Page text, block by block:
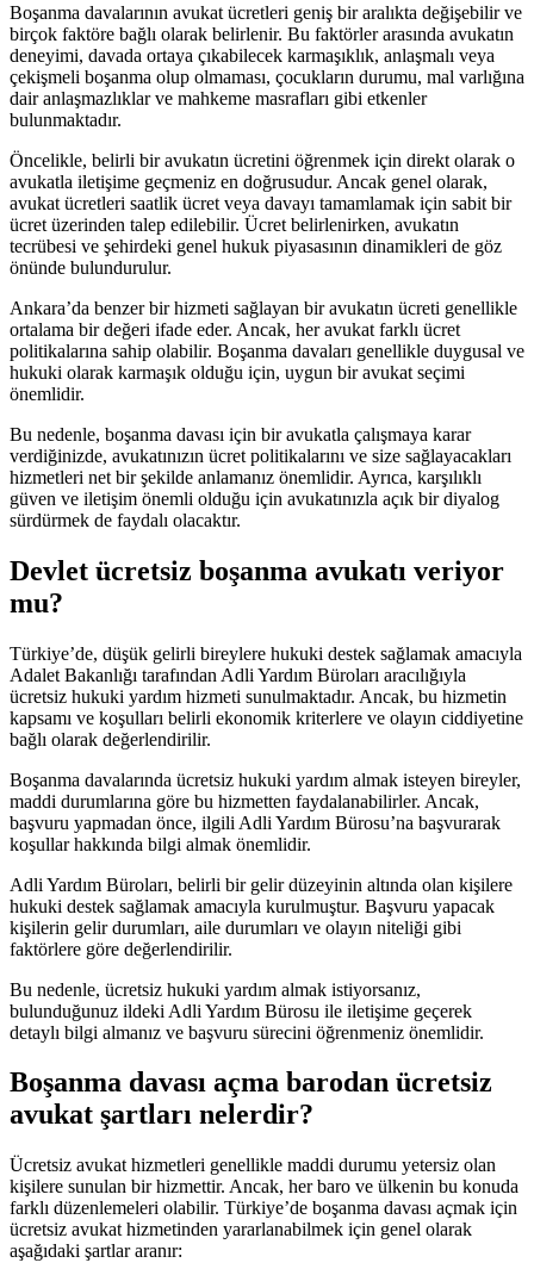
Boşanma davalarının avukat ücretleri geniş bir aralıkta değişebilir ve
birçok faktöre bağlı olarak belirlenir. Bu faktörler arasında avukatın
deneyimi, davada ortaya çıkabilecek karmaşıklık, anlaşmalı veya
çekişmeli boşanma olup olmaması, çocukların durumu, mal varlığına
dair anlaşmazlıklar ve mahkeme masrafları gibi etkenler
bulunmaktadır.
Öncelikle, belirli bir avukatın ücretini öğrenmek için direkt olarak o
avukatla iletişime geçmeniz en doğrusudur. Ancak genel olarak,
avukat ücretleri saatlik ücret veya davayı tamamlamak için sabit bir
ücret üzerinden talep edilebilir. Ücret belirlenirken, avukatın
tecrübesi ve şehirdeki genel hukuk piyasasının dinamikleri de göz
önünde bulundurulur.
Ankara’da benzer bir hizmeti sağlayan bir avukatın ücreti genellikle
ortalama bir değeri ifade eder. Ancak, her avukat farklı ücret
politikalarına sahip olabilir. Boşanma davaları genellikle duygusal ve
hukuki olarak karmaşık olduğu için, uygun bir avukat seçimi
önemlidir.
Bu nedenle, boşanma davası için bir avukatla çalışmaya karar
verdiğinizde, avukatınızın ücret politikalarını ve size sağlayacakları
hizmetleri net bir şekilde anlamanız önemlidir. Ayrıca, karşılıklı
güven ve iletişim önemli olduğu için avukatınızla açık bir diyalog
sürdürmek de faydalı olacaktır.
Devlet ücretsiz boşanma avukatı veriyor
mu?
Türkiye’de, düşük gelirli bireylere hukuki destek sağlamak amacıyla
Adalet Bakanlığı tarafından Adli Yardım Büroları aracılığıyla
ücretsiz hukuki yardım hizmeti sunulmaktadır. Ancak, bu hizmetin
kapsamı ve koşulları belirli ekonomik kriterlere ve olayın ciddiyetine
bağlı olarak değerlendirilir.
Boşanma davalarında ücretsiz hukuki yardım almak isteyen bireyler,
maddi durumlarına göre bu hizmetten faydalanabilirler. Ancak,
başvuru yapmadan önce, ilgili Adli Yardım Bürosu’na başvurarak
koşullar hakkında bilgi almak önemlidir.
Adli Yardım Büroları, belirli bir gelir düzeyinin altında olan kişilere
hukuki destek sağlamak amacıyla kurulmuştur. Başvuru yapacak
kişilerin gelir durumları, aile durumları ve olayın niteliği gibi
faktörlere göre değerlendirilir.
Bu nedenle, ücretsiz hukuki yardım almak istiyorsanız,
bulunduğunuz ildeki Adli Yardım Bürosu ile iletişime geçerek
detaylı bilgi almanız ve başvuru sürecini öğrenmeniz önemlidir.
Boşanma davası açma barodan ücretsiz
avukat şartları nelerdir?
Ücretsiz avukat hizmetleri genellikle maddi durumu yetersiz olan
kişilere sunulan bir hizmettir. Ancak, her baro ve ülkenin bu konuda
farklı düzenlemeleri olabilir. Türkiye’de boşanma davası açmak için
ücretsiz avukat hizmetinden yararlanabilmek için genel olarak
aşağıdaki şartlar aranır: